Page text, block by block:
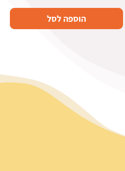
הוספה לסל